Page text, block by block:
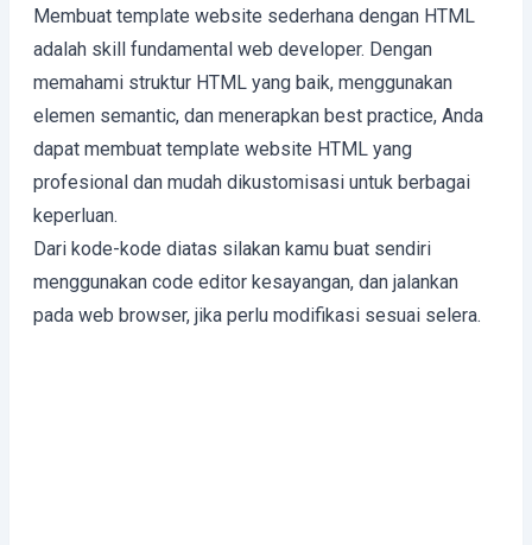
Membuat template website sederhana dengan HTML
adalah skill fundamental web developer. Dengan
memahami struktur HTML yang baik, menggunakan
elemen semantic, dan menerapkan best practice, Anda
dapat membuat template website HTML yang
profesional dan mudah dikustomisasi untuk berbagai
keperluan.
Dari kode-kode diatas silakan kamu buat sendiri
menggunakan code editor kesayangan, dan jalankan
pada web browser, jika perlu modifikasi sesuai selera.